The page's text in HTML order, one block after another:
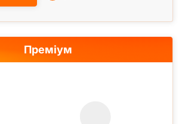
Преміум